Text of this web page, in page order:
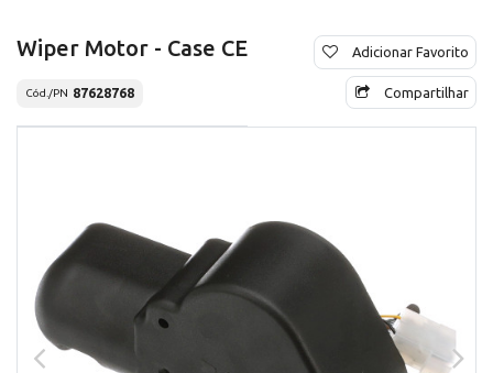
Wiper Motor - Case CE
Cód./PN 87628768
Adicionar Favorito
Compartilhar